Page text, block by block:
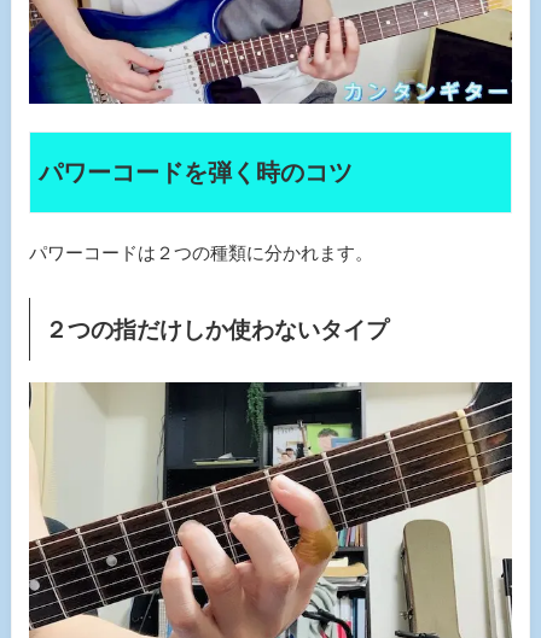
パワーコードを弾く時のコツ
パワーコードは２つの種類に分かれます。
２つの指だけしか使わないタイプ